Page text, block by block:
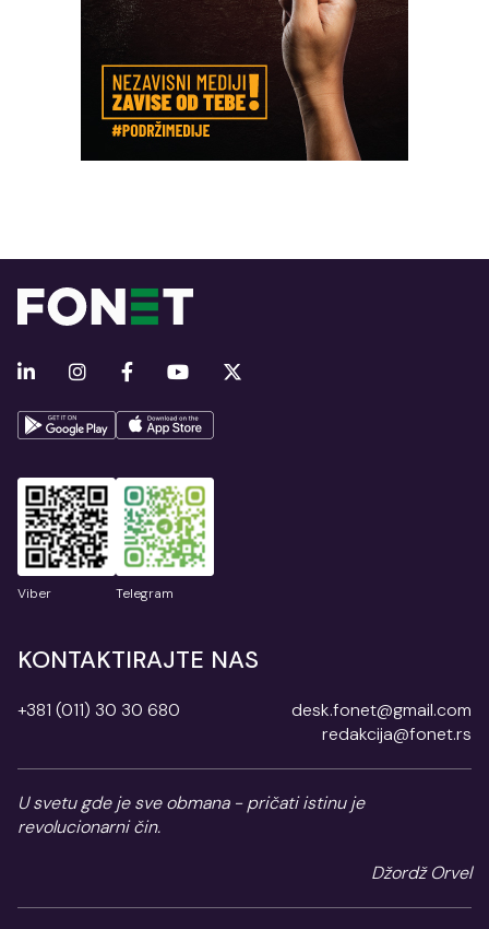
Viber Telegram
KONTAKTIRAJTE NAS
+381 (011) 30 30 680
desk.fonet@gmail.com
redakcija@fonet.rs
U svetu gde je sve obmana - pričati istinu je
revolucionarni čin.
Džordž Orvel